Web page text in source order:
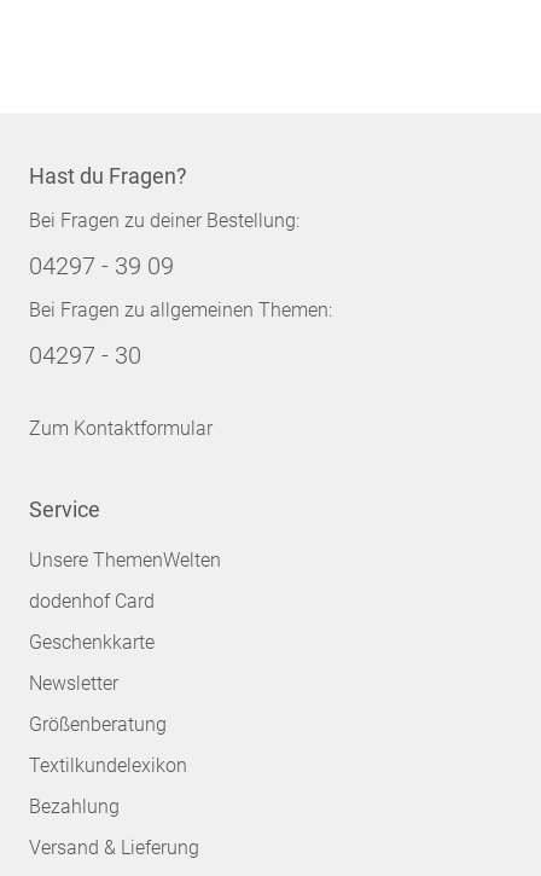
Hast du Fragen?
Bei Fragen zu deiner Bestellung:
04297 - 39 09
Bei Fragen zu allgemeinen Themen:
04297 - 30
Zum Kontaktformular
Service
Unsere ThemenWelten
dodenhof Card
Geschenkkarte
Newsletter
Größenberatung
Textilkundelexikon
Bezahlung
Versand & Lieferung